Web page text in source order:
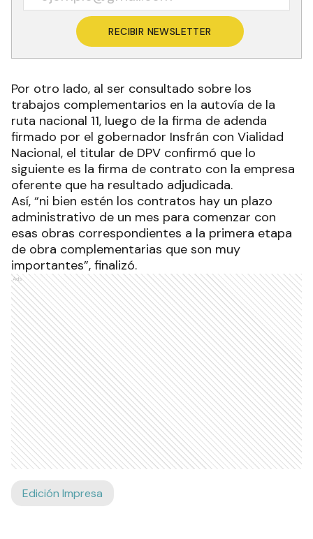
RECIBIR NEWSLETTER
Por otro lado, al ser consultado sobre los
trabajos complementarios en la autovía de la
ruta nacional 11, luego de la firma de adenda
firmado por el gobernador Insfrán con Vialidad
Nacional, el titular de DPV confirmó que lo
siguiente es la firma de contrato con la empresa
oferente que ha resultado adjudicada.
Así, “ni bien estén los contratos hay un plazo
administrativo de un mes para comenzar con
esas obras correspondientes a la primera etapa
de obra complementarias que son muy
importantes”, finalizó.
Ads
Edición Impresa